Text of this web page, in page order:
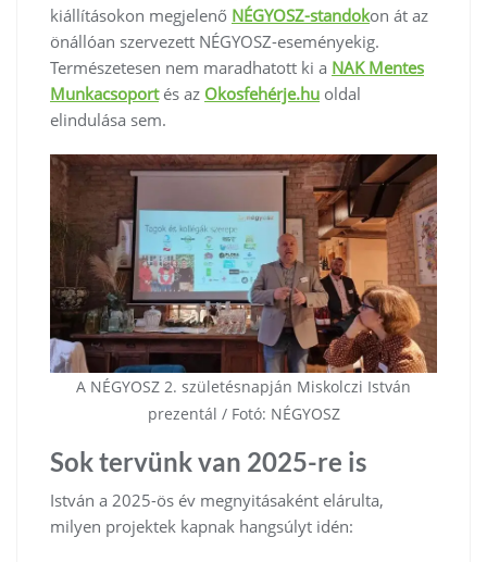
kiállításokon megjelenő NÉGYOSZ-standokon át az
önállóan szervezett NÉGYOSZ-eseményekig.
Természetesen nem maradhatott ki a NAK Mentes
Munkacsoportés az Okosfehérje.hu oldal
elindulása sem.
A NÉGYOSZ 2. születésnapján Miskolczi István
prezentál / Fotó: NÉGYOSZ
Sok tervünk van 2025-re is
István a 2025-ös év megnyitásaként elárulta,
milyen projektek kapnak hangsúlyt idén: